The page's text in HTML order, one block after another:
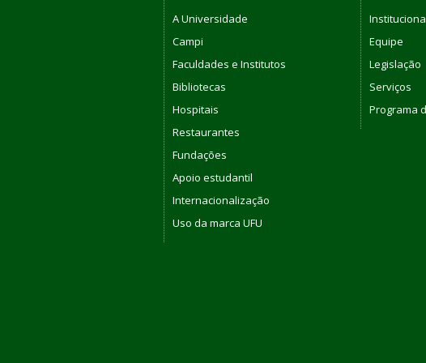
A Universidade
Campi
Faculdades e Institutos
Bibliotecas
Hospitais
Restaurantes
Fundações
Apoio estudantil
Internacionalização
Uso da marca UFU
Equipe
Legislação
Serviços
Programa